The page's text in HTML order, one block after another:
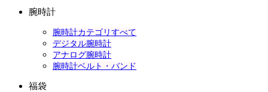
腕時計
腕時計カテゴリすべて
デジタル腕時計
アナログ腕時計
腕時計ベルト・バンド
福袋